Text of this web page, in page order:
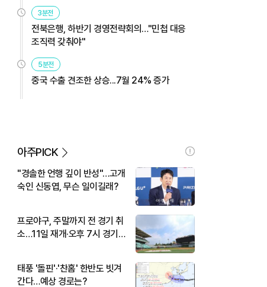
3분전
전북은행, 하반기 경영전략회의…"민첩 대응
조직력 갖춰야"
5분전
중국 수출 견조한 상승...7월 24% 증가
아주PICK
"경솔한 언행 깊이 반성"…고개
숙인 신동엽, 무슨 일이길래?
프로야구, 주말까지 전 경기 취
소…11일 재개·오후 7시 경기
태풍 '돌핀'·'찬홈' 한반도 빗겨
간다…예상 경로는?